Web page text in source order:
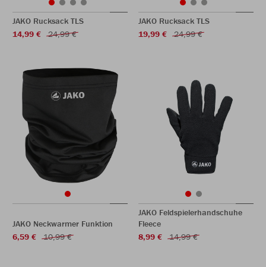
JAKO Rucksack TLS
14,99 €
24,99 €
JAKO Rucksack TLS
19,99 €
24,99 €
JAKO Neckwarmer Funktion
6,59 €
10,99 €
JAKO Feldspielerhandschuhe
Fleece
8,99 €
14,99 €